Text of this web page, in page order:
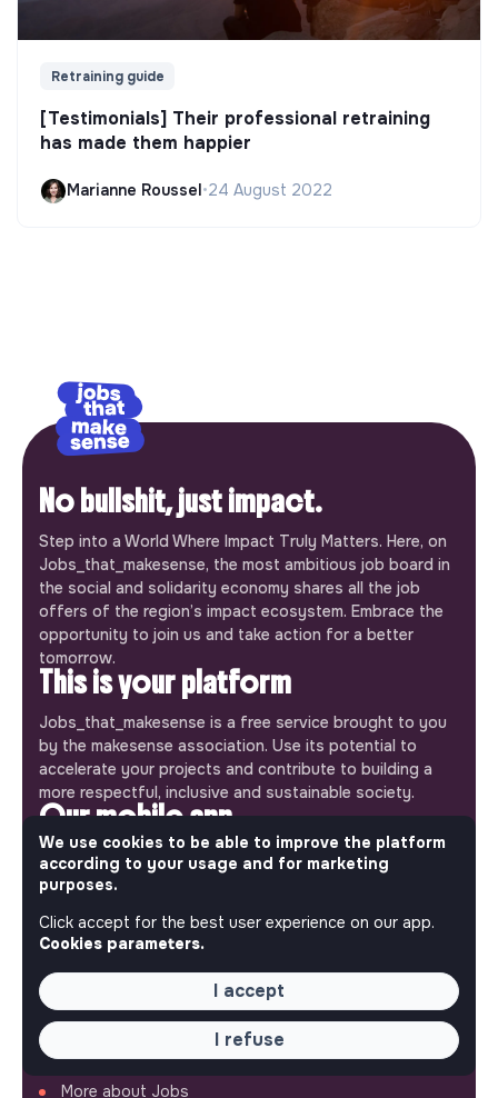
Retraining guide
[Testimonials] Their professional retraining
has made them happier
Marianne Roussel•24 August 2022
No bullshit, just impact.
Step into a World Where Impact Truly Matters. Here, on
Jobs_that_makesense, the most ambitious job board in
the social and solidarity economy shares all the job
offers of the region’s impact ecosystem. Embrace the
opportunity to join us and take action for a better
tomorrow.
This is your platform
Jobs_that_makesense is a free service brought to you
by the makesense association. Use its potential to
accelerate your projects and contribute to building a
more respectful, inclusive and sustainable society.
Our mobile app
Get jobs that make sense on your phone so you never
miss an opportunity.
iPhone Android
ABOUT
More about Jobs
We use cookies to be able to improve the platform
according to your usage and for marketing
purposes.
Click accept for the best user experience on our app.
Cookies parameters.
I accept
I refuse